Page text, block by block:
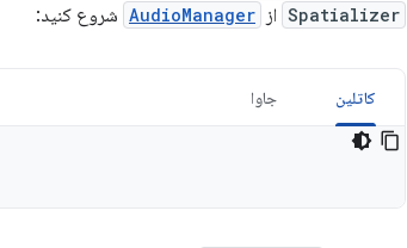
Spatializer از AudioManager شروع کنید:
کاتلین جاوا